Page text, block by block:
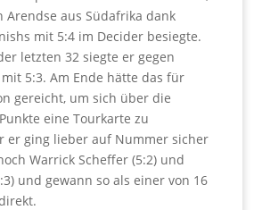
Arendse aus Südafrika dank
mit 5:4 im Decider besiegte.
letzten 32 siegte er gegen
mit 5:3. Am Ende hätte das für
gereicht, um sich über die
eine Tourkarte zu
er ging lieber auf Nummer sicher
Warrick Scheffer (5:2) und
und gewann so als einer von 16